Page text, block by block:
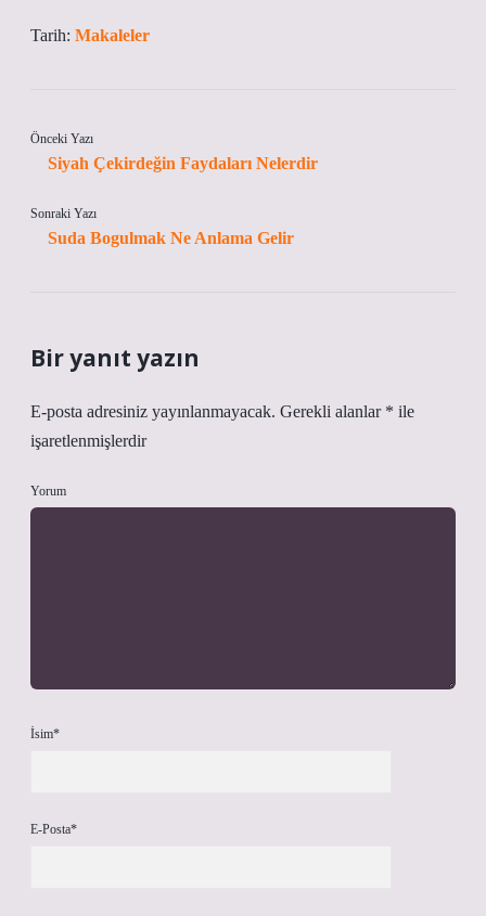
Tarih: Makaleler
Önceki Yazı
Siyah Çekirdeğin Faydaları Nelerdir
Sonraki Yazı
Suda Bogulmak Ne Anlama Gelir
Bir yanıt yazın
E-posta adresiniz yayınlanmayacak. Gerekli alanlar * ile
işaretlenmişlerdir
Yorum
İsim*
E-Posta*